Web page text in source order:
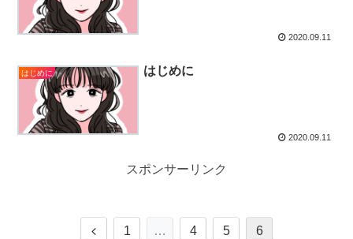
2020.09.11
はじめに はじめに
2020.09.11
スポンサーリンク
1 … 4 5 6